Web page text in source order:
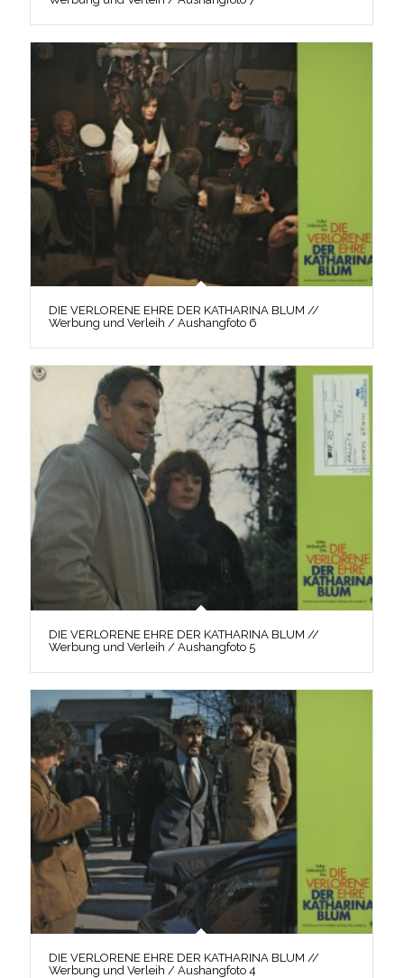
DIE VERLORENE EHRE DER KATHARINA BLUM //
Werbung und Verleih / Aushangfoto 6
DIE VERLORENE EHRE DER KATHARINA BLUM //
Werbung und Verleih / Aushangfoto 5
DIE VERLORENE EHRE DER KATHARINA BLUM //
Werbung und Verleih / Aushangfoto 4